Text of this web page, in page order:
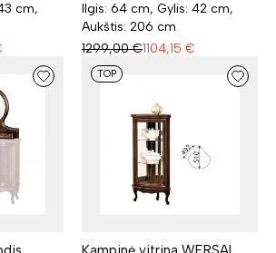
cm,
Ilgis: 64 cm, Gylis: 42 cm,
Aukštis: 206 cm
1299,00 €1104,15 €
TOP